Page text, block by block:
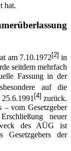
hat.
am 7.10.1972[2] in
seitdem mehrfach
Fassung in der
auf die
[4] zurück.
vom Gesetzgeber
neuer
des AÜG ist
Gesetzgebers der